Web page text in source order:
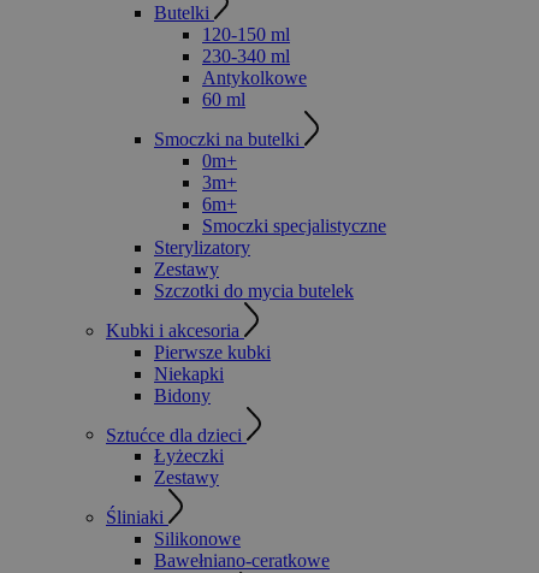
Butelki
120-150 ml
230-340 ml
Antykolkowe
60 ml
Smoczki na butelki
0m+
3m+
6m+
Smoczki specjalistyczne
Sterylizatory
Zestawy
Szczotki do mycia butelek
Kubki i akcesoria
Pierwsze kubki
Niekapki
Bidony
Sztućce dla dzieci
Łyżeczki
Zestawy
Śliniaki
Silikonowe
Bawełniano-ceratkowe